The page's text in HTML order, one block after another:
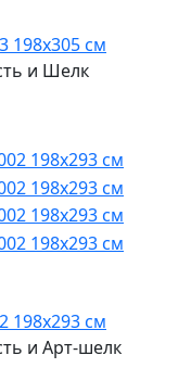
198x305 см
и Шелк
198x293 см
и Арт-шелк